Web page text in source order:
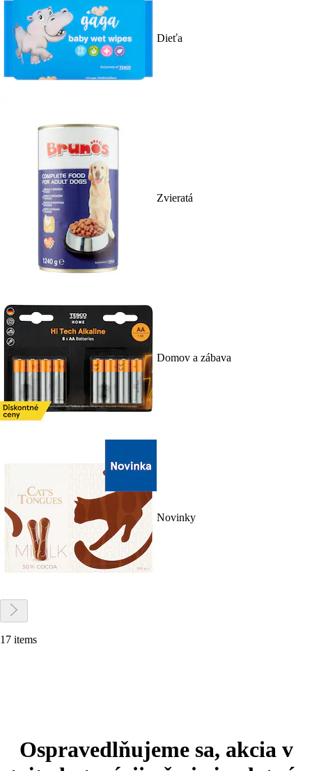
Dieťa
Zvieratá
Domov a zábava
Novinky
17 items
Ospravedlňujeme sa, akcia v